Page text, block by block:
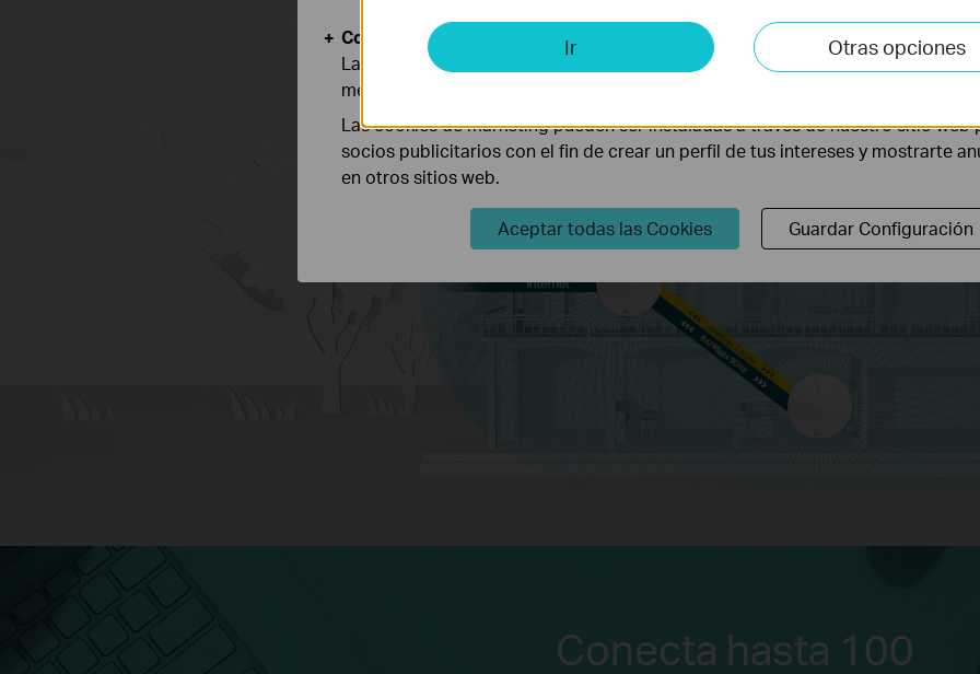
Conecta hasta 100
Ir Otras opciones
Cookies de Análisis y de Marketing
Las cookies de análisis nos permiten analizar tus actividades en nuestro sitio
mejorar y adaptar la funcionalidad del mismo.
Las cookies de marketing pueden ser instaladas a través de nuestro sitio web
socios publicitarios con el fin de crear un perfil de tus intereses y mostrarte
en otros sitios web.
Aceptar todas las Cookies Guardar Configuración